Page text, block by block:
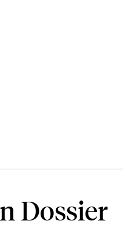
Dossier